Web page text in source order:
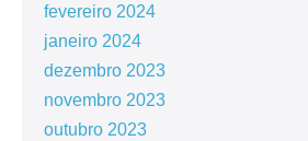
fevereiro 2024
janeiro 2024
dezembro 2023
novembro 2023
outubro 2023